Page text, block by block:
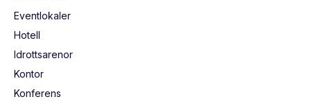
Eventlokaler
Hotell
Idrottsarenor
Kontor
Konferens